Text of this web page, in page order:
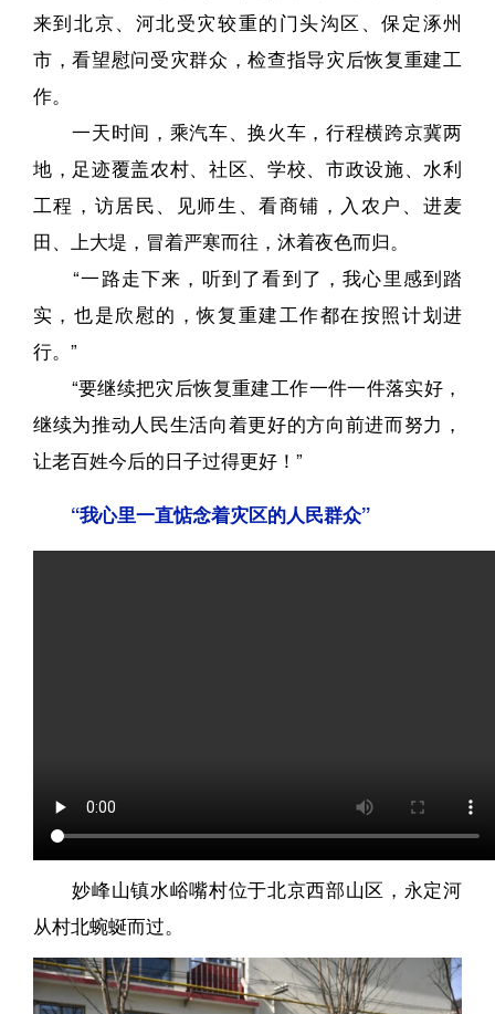
来到北京、河北受灾较重的门头沟区、保定涿州
市，看望慰问受灾群众，检查指导灾后恢复重建工
作。
一天时间，乘汽车、换火车，行程横跨京冀两
地，足迹覆盖农村、社区、学校、市政设施、水利
工程，访居民、见师生、看商铺，入农户、进麦
田、上大堤，冒着严寒而往，沐着夜色而归。
“一路走下来，听到了看到了，我心里感到踏
实，也是欣慰的，恢复重建工作都在按照计划进
行。”
“要继续把灾后恢复重建工作一件一件落实好，
继续为推动人民生活向着更好的方向前进而努力，
让老百姓今后的日子过得更好！”
“我心里一直惦念着灾区的人民群众”
妙峰山镇水峪嘴村位于北京西部山区，永定河
从村北蜿蜒而过。